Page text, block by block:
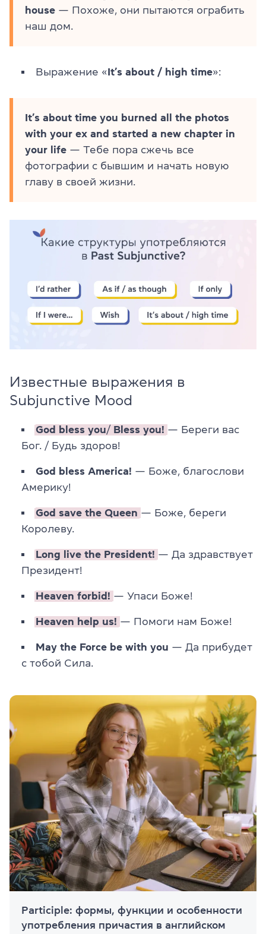
house — Похоже, они пытаются ограбить
наш дом.
Выражение «It’s about / high time»:
It’s about time you burned all the photos
with your ex and started a new chapter in
your life — Тебе пора сжечь все
фотографии с бывшим и начать новую
главу в своей жизни.
Известные выражения в
Subjunctive Mood
God bless you/ Bless you! — Береги вас
Бог. / Будь здоров!
God bless America! — Боже, благослови
Америку!
God save the Queen — Боже, береги
Королеву.
Long live the President! — Да здравствует
Президент!
Heaven forbid! — Упаси Боже!
Heaven help us! — Помоги нам Боже!
May the Force be with you — Да прибудет
с тобой Сила.
Participle: формы, функции и особенности
употребления причастия в английском